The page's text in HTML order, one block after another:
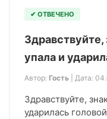
✔ ОТВЕЧЕНО
Здравствуйте,
упала и
Автор: Гость | Дата:
Здравствуйте,
ударилась